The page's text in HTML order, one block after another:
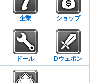
企業 ショップ
ドール Dウェポン